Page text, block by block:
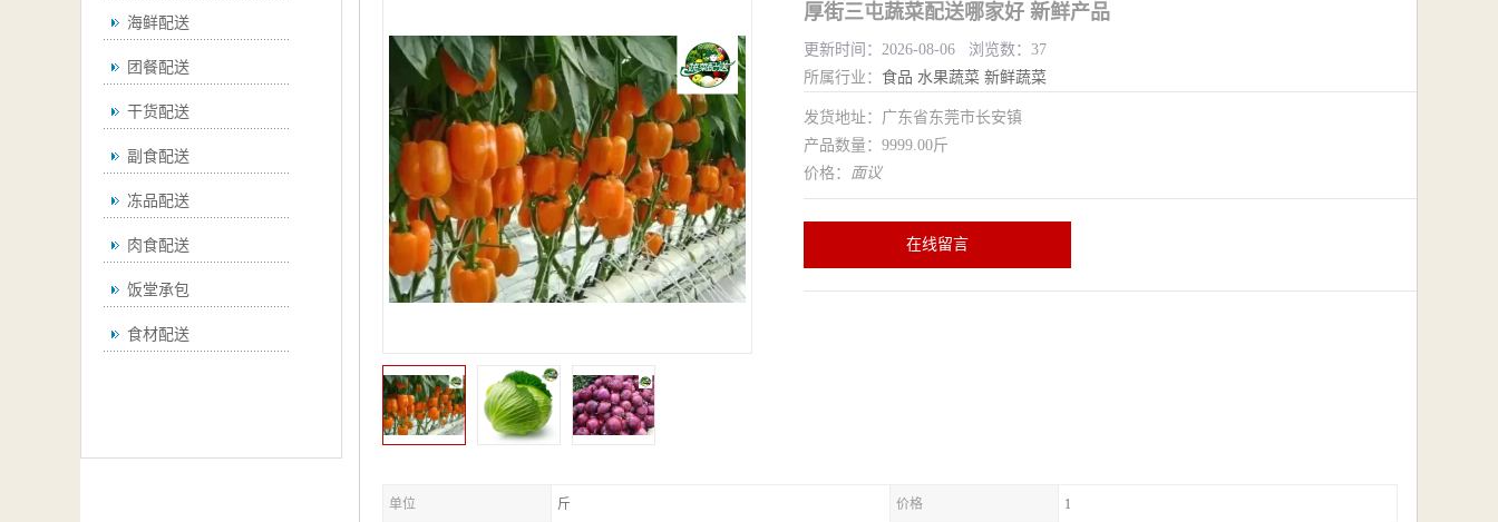
海鲜配送
团餐配送
干货配送
副食配送
冻品配送
肉食配送
饭堂承包
食材配送
厚街三屯蔬菜配送哪家好 新鲜产品
更新时间：2026-08-06 浏览数：37
所属行业： 食品 水果蔬菜 新鲜蔬菜
发货地址：广东省东莞市长安镇
产品数量：9999.00斤
价格： 面议
在线留言
单位 斤 价格 1